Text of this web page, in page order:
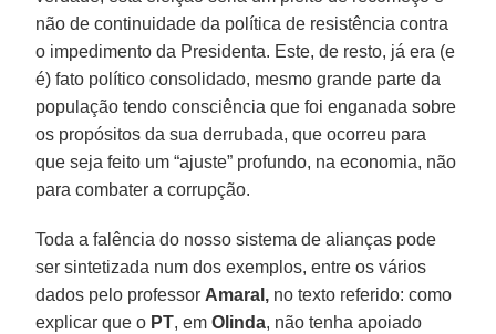
não de continuidade da política de resistência contra
o impedimento da Presidenta. Este, de resto, já era (e
é) fato político consolidado, mesmo grande parte da
população tendo consciência que foi enganada sobre
os propósitos da sua derrubada, que ocorreu para
que seja feito um “ajuste” profundo, na economia, não
para combater a corrupção.
Toda a falência do nosso sistema de alianças pode
ser sintetizada num dos exemplos, entre os vários
dados pelo professorAmaral, no texto referido: como
explicar que o PT, emOlinda, não tenha apoiado